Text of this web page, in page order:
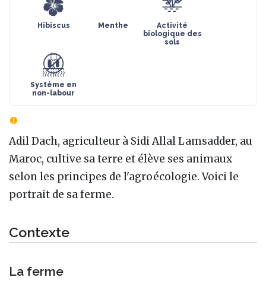
Hibiscus Menthe
Activité
biologique des
sols
Système en
non-labour
Adil Dach, agriculteur à Sidi Allal Lamsadder, au
Maroc, cultive sa terre et élève ses animaux
selon les principes de l'agroécologie. Voici le
portrait de sa ferme.
Contexte
La ferme